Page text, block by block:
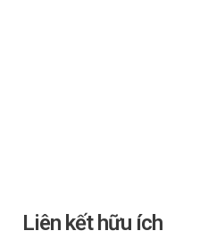
Liên kết hữu ích